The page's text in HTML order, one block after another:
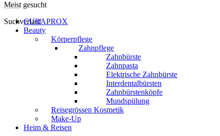
Meist gesucht
SuchverlaufCURAPROX
Beauty
Körperpflege
Zahnpflege
Zahnbürste
Zahnpasta
Elektrische Zahnbürste
Interdentalbürsten
Zahnbürstenköpfe
Mundspülung
Reisegrössen Kosmetik
Make-Up
Heim & Reisen